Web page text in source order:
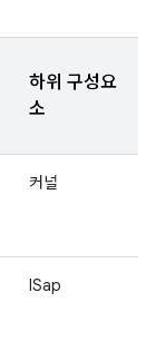
하위 구성요
소
커널
ISap